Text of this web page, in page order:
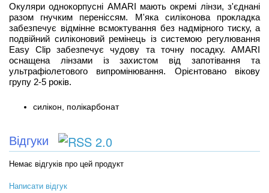
Окуляри однокорпусні AMARI мають окремі лінзи, з'єднані
разом гнучким переніссям. М'яка силіконова прокладка
забезпечує відмінне всмоктування без надмірного тиску, а
подвійний силіконовий ремінець із системою регулювання
Easy Clip забезпечує чудову та точну посадку. AMARI
оснащена лінзами із захистом від запотівання та
ультрафіолетового випромінювання. Орієнтовано вікову
групу 2-5 років.
силікон, полікарбонат
Відгуки
Немає відгуків про цей продукт
Написати відгук